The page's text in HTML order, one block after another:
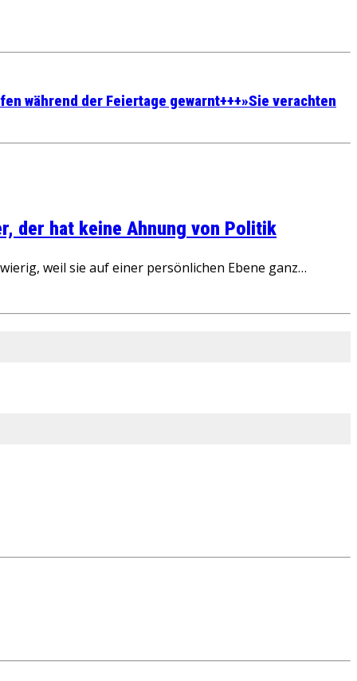
während der Feiertage gewarnt+++»Sie verachten
der hat keine Ahnung von Politik
weil sie auf einer persönlichen Ebene ganz…